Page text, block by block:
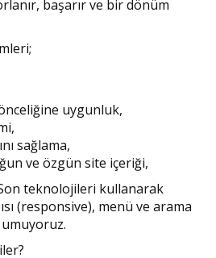
başarır ve bir dönüm
uygunluk,
sağlama,
ve özgün site içeriği,
teknolojileri kullanarak
(responsive), menü ve arama
umuyoruz.